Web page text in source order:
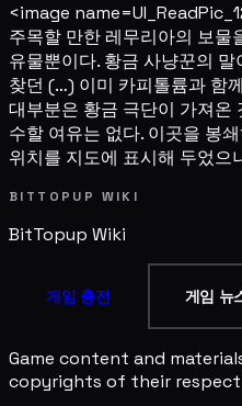
<image
주목할 만한 레무리아의 보물
유물뿐이다. 황금 사냥꾼의
찾던 (…) 이미 카피톨륨과 함
대부분은 황금 극단이 가져온
수할 여유는 없다. 이곳을 봉
위치를 지도에 표시해 두었으
BITTOPUP WIKI
BitTopup Wiki
게임 충전 게임 뉴
Game content and
copyrights of their